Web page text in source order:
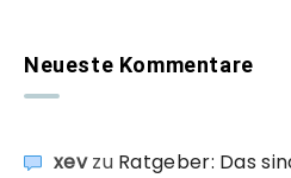
Neueste Kommentare
xevzu Ratgeber: Das